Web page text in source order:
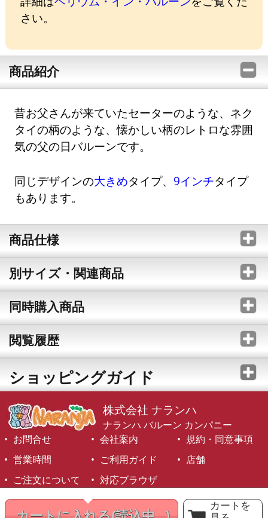
カートを
さい。
商品紹介
昔お父さんが来ていたセーターのような、ネク
タイの柄のような、懐かしい柄のレトロな雰囲
気の父の日バルーンです。
同じデザインの大きめタイプ、 9インチタイプ
もあります。
商品仕様
別サイズ・関連商品
同時購入商品
閲覧履歴
ショッピングガイド
株式会社 ナランハ
ナランハ バルーン カンパニー
お問合せ
会社案内
規約・同意事項
営業時間
ご利用ガイド
店舗
ご注文について
対応ブラウザ
©1999-2026 NARANJA Inc. All Rights Reserved.